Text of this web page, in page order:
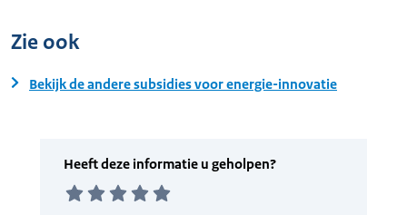
Zie ook
Bekijk de andere subsidies voor energie-innovatie